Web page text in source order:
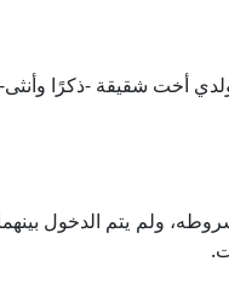
أخت شقيقة -ذكرًا
ولم يتم الدخول بينهما